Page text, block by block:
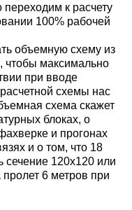
к расчету
100% рабочей
объемную схему из
чтобы максимально
при вводе
схемы нас
схема скажет
блоках, о
и прогонах
и о том, что 18
120х120 или
6 метров при